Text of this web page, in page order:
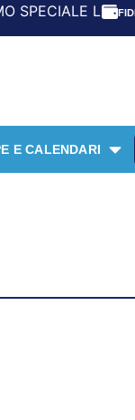
LIBRI
E CALENDARI